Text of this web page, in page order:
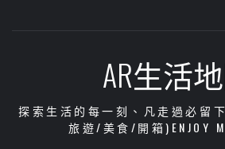
AR生活
探索生活的每一刻、凡走過必留
旅遊/美食/開箱)ENJOY